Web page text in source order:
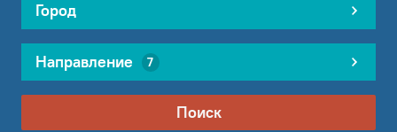
Город
Направление 7
Поиск